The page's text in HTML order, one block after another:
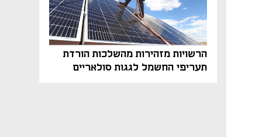
הרשויות מזהירות מהשלכות הורדת
תעריפי החשמל לגגות סולאריים